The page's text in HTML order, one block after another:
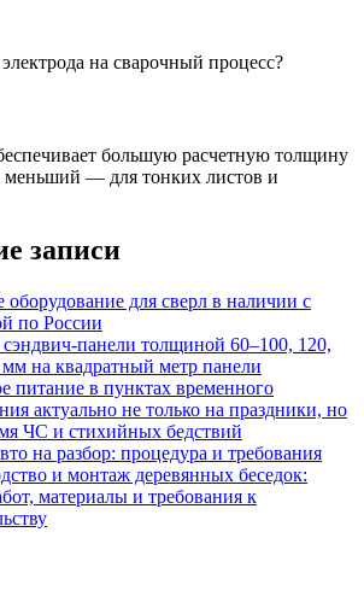
на сварочный процесс?
большую расчетную толщину
меньший — для тонких листов и
записи
оборудование для сверл в наличии с
по России
панели толщиной 60–100, 120,
мм на квадратный метр панели
питание в пунктах временного
актуально не только на праздники, но
ЧС и стихийных бедствий
на разбор: процедура и требования
и монтаж деревянных беседок:
материалы и требования к